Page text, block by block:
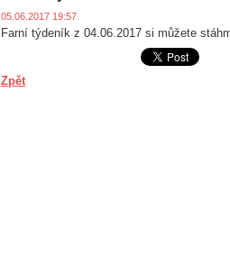
05.06.2017 19:57
Farní týdeník z 04.06.2017 si můžete
Zpět